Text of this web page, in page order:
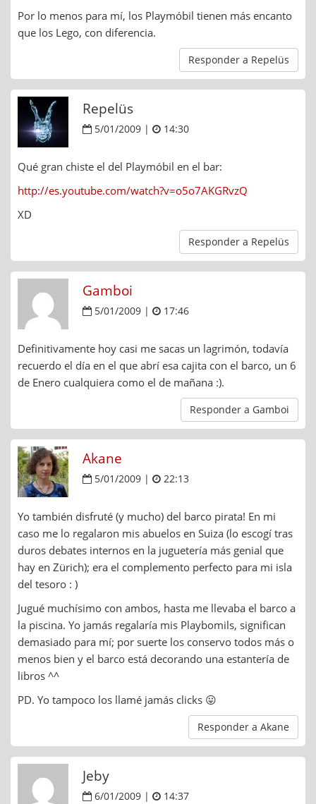
Por lo menos para mí, los Playmóbil tienen más encanto
que los Lego, con diferencia.
Responder a Repelüs
Repelüs
5/01/2009 | 14:30
Qué gran chiste el del Playmóbil en el bar:
http://es.youtube.com/watch?v=o5o7AKGRvzQ
XD
Responder a Repelüs
Gamboi
5/01/2009 | 17:46
Definitivamente hoy casi me sacas un lagrimón, todavía
recuerdo el día en el que abrí esa cajita con el barco, un 6
de Enero cualquiera como el de mañana :).
Responder a Gamboi
Akane
5/01/2009 | 22:13
Yo también disfruté (y mucho) del barco pirata! En mi
caso me lo regalaron mis abuelos en Suiza (lo escogí tras
duros debates internos en la juguetería más genial que
hay en Zürich); era el complemento perfecto para mi isla
del tesoro : )
Jugué muchísimo con ambos, hasta me llevaba el barco a
la piscina. Yo jamás regalaría mis Playbomils, significan
demasiado para mí; por suerte los conservo todos más o
menos bien y el barco está decorando una estantería de
libros ^^
PD. Yo tampoco los llamé jamás clicks 😛
Responder a Akane
Jeby
6/01/2009 | 14:37